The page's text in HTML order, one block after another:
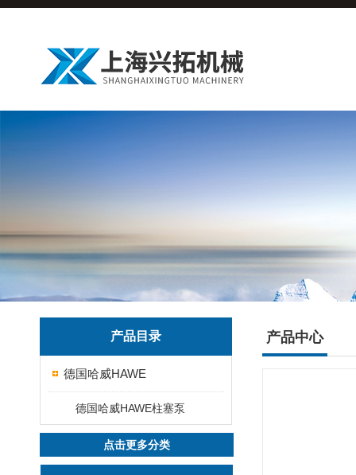
产品目录
德国哈威HAWE
德国哈威HAWE柱塞泵
点击更多分类
产品中心